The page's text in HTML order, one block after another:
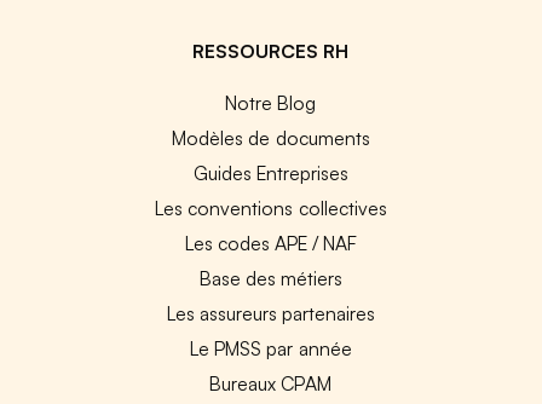
RESSOURCES RH
Notre Blog
Modèles de documents
Guides Entreprises
Les conventions collectives
Les codes APE / NAF
Base des métiers
Les assureurs partenaires
Le PMSS par année
Bureaux CPAM